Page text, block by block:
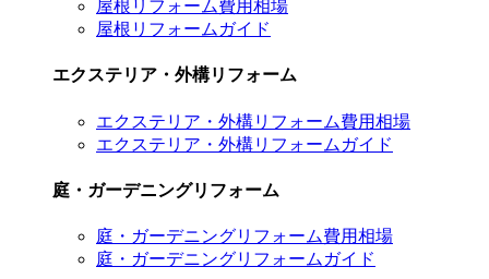
屋根リフォーム費用相場
屋根リフォームガイド
エクステリア・外構リフォーム
エクステリア・外構リフォーム費用相場
エクステリア・外構リフォームガイド
庭・ガーデニングリフォーム
庭・ガーデニングリフォーム費用相場
庭・ガーデニングリフォームガイド